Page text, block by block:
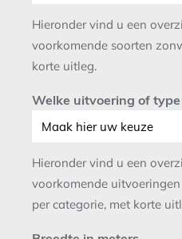
Hieronder vind u een
voorkomende soorten
korte uitleg.
Welke uitvoering of
Hieronder vind u een
voorkomende
per categorie, met korte